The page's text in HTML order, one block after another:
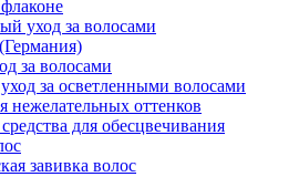
уход за волосами
за волосами
за осветленными волосами
нежелательных оттенков
для обесцвечивания
завивка волос